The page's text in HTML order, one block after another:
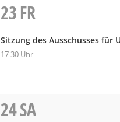
23FR
Sitzung des Ausschusses
17:30 Uhr
24SA